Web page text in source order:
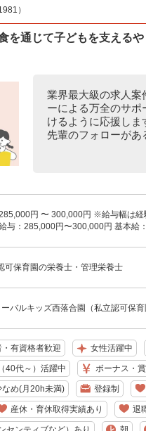
）
を通じて子どもを支える
業界最大級の求人案
ーによる万全のサ
けるように応援し
先輩のフォローがあ
円 〜 300,000円 ※給与幅は
与：285,000円〜300,000円 基本給
可保育園の栄養士・管理栄養士
バルキッズ西落合園（私立認可保
・有資格者歓迎 女性活躍中
40代～）活躍中 ボーナス・
なめ(月20h未満) 登録制
産休・育休取得実績あり 退